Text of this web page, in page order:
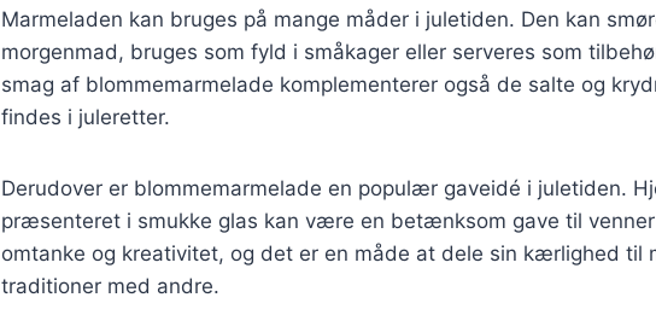
Marmeladen kan bruges på mange måder i juletiden. Den kan
morgenmad, bruges som fyld i småkager eller serveres som
smag af blommemarmelade komplementerer også de salte og
findes i juleretter.
Derudover er blommemarmelade en populær gaveidé i juletiden.
præsenteret i smukke glas kan være en betænksom gave til
omtanke og kreativitet, og det er en måde at dele sin kærlighed til
traditioner med andre.